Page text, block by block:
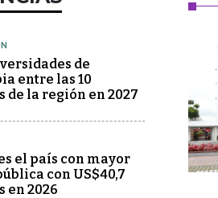
de
entre las 10
de la región en 2027
el país con mayor
con US$40,7
en 2026